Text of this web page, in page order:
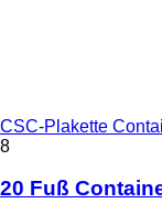
CSC-Plakette
8
20 Fuß